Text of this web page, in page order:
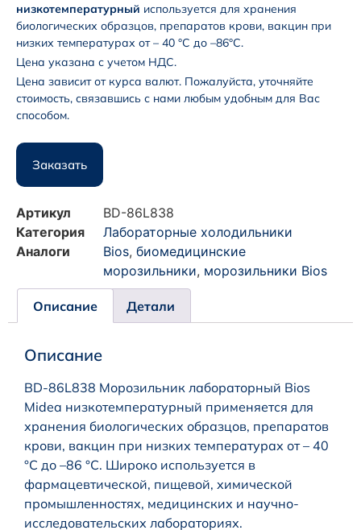
низкотемпературный используется для хранения
биологических образцов, препаратов крови, вакцин при
низких температурах от – 40 °С до –86°С.
Цена указана с учетом НДС.
Цена зависит от курса валют. Пожалуйста, уточняйте
стоимость, связавшись с нами любым удобным для Вас
способом.
Заказать
Артикул
BD-86L838
Категория
Лабораторные холодильники
Аналоги
Bios, биомедицинские
морозильники, морозильники Bios
Описание Детали
Описание
BD-86L838 Морозильник лабораторный Bios
Midea низкотемпературный применяется для
хранения биологических образцов, препаратов
крови, вакцин при низких температурах от – 40
°С до –86 °С. Широко используется в
фармацевтической, пищевой, химической
промышленностях, медицинских и научно-
исследовательских лабораториях.